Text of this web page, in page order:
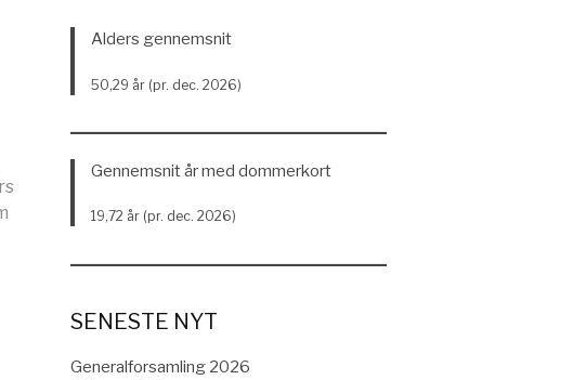
Alders gennemsnit
50,29 år (pr. dec. 2026)
Gennemsnit år med dommerkort
19,72 år (pr. dec. 2026)
SENESTE NYT
Generalforsamling 2026